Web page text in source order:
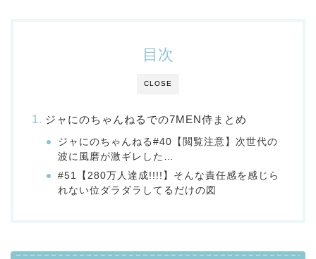
CLOSE
目次
ジャにのちゃんねるでの7MEN侍まとめ
ジャにのちゃんねる#40【閲覧注意】次世代の
波に風磨が激ギレした…
#51【280万人達成!!!!】そんな責任感を感じら
れない位ダラダラしてるだけの図